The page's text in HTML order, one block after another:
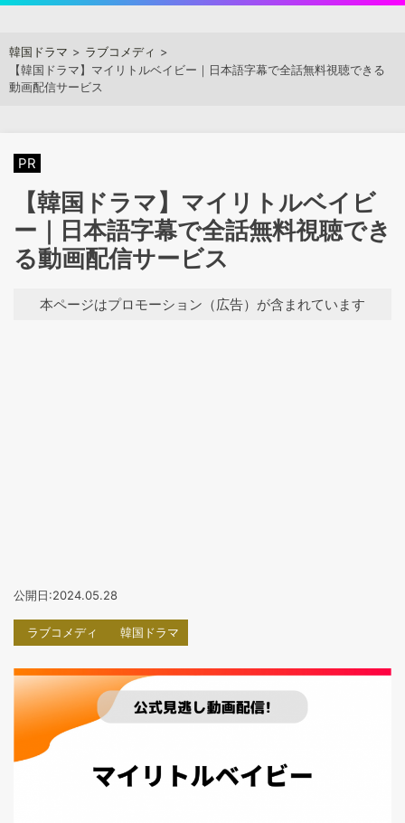
content
アジアンステージ
韓国ドラマ
ラブコメディ
【韓国ドラマ】マイリトルベイビー｜日本語字幕で全話無料視聴できる
動画配信サービス
PR
【韓国ドラマ】マイリトルベイビ
ー｜日本語字幕で全話無料視聴でき
る動画配信サービス
本ページはプロモーション（広告）が含まれています
公開日:2024.05.28
ラブコメディ 韓国ドラマ